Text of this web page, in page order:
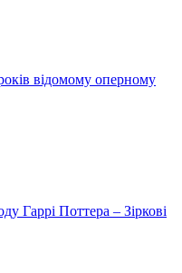
відомому оперному
Гаррі Поттера – Зіркові